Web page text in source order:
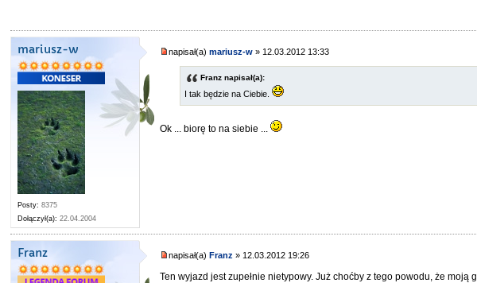
mariusz-w
Posty: 8375
Dołączył(a): 22.04.2004
napisał(a)mariusz-w » 12.03.2012 13:33
Franz napisał(a):
I tak będzie na Ciebie.
Ok ... biorę to na siebie ...
Franz napisał(a)Franz » 12.03.2012 19:26
Ten wyjazd jest zupełnie nietypowy. Już choćby z tego powodu, że